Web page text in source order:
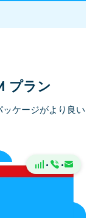
プラン
ケージがより良い
· ·